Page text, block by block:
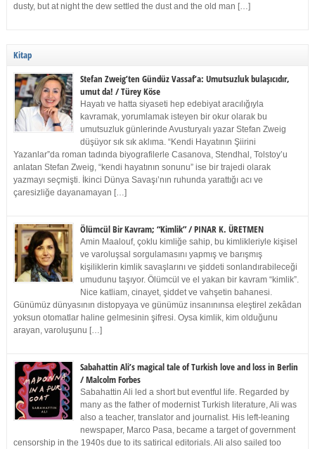
dusty, but at night the dew settled the dust and the old man […]
Kitap
Stefan Zweig’ten Gündüz Vassaf’a: Umutsuzluk bulaşıcıdır,
umut da! / Türey Köse
Hayatı ve hatta siyaseti hep edebiyat aracılığıyla
kavramak, yorumlamak isteyen bir okur olarak bu
umutsuzluk günlerinde Avusturyalı yazar Stefan Zweig
düşüyor sık sık aklıma. “Kendi Hayatının Şiirini
Yazanlar”da roman tadında biyografilerle Casanova, Stendhal, Tolstoy’u
anlatan Stefan Zweig, “kendi hayatının sonunu” ise bir trajedi olarak
yazmayı seçmişti. İkinci Dünya Savaşı’nın ruhunda yarattığı acı ve
çaresizliğe dayanamayan […]
Ölümcül Bir Kavram; “Kimlik” / PINAR K. ÜRETMEN
Amin Maalouf, çoklu kimliğe sahip, bu kimlikleriyle kişisel
ve varoluşsal sorgulamasını yapmış ve barışmış
kişiliklerin kimlik savaşlarını ve şiddeti sonlandırabileceği
umudunu taşıyor. Ölümcül ve el yakan bir kavram “kimlik”.
Nice katliam, cinayet, şiddet ve vahşetin bahanesi.
Günümüz dünyasının distopyaya ve günümüz insanınınsa eleştirel zekâdan
yoksun otomatlar haline gelmesinin şifresi. Oysa kimlik, kim olduğunu
arayan, varoluşunu […]
Sabahattin Ali’s magical tale of Turkish love and loss in Berlin
/ Malcolm Forbes
Sabahattin Ali led a short but eventful life. Regarded by
many as the father of modernist Turkish literature, Ali was
also a teacher, translator and journalist. His left-leaning
newspaper, Marco Pasa, became a target of government
censorship in the 1940s due to its satirical editorials. Ali also sailed too